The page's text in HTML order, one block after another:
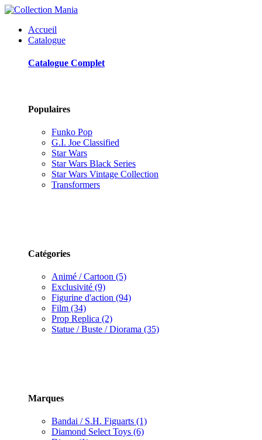
Accueil
Catalogue
Catalogue Complet
Populaires
Funko Pop
G.I. Joe Classified
Star Wars
Star Wars Black Series
Star Wars Vintage Collection
Transformers
Catégories
Animé / Cartoon (5)
Exclusivité (9)
Figurine d'action (94)
Film (34)
Prop Replica (2)
Statue / Buste / Diorama (35)
Marques
Bandai / S.H. Figuarts (1)
Diamond Select Toys (6)